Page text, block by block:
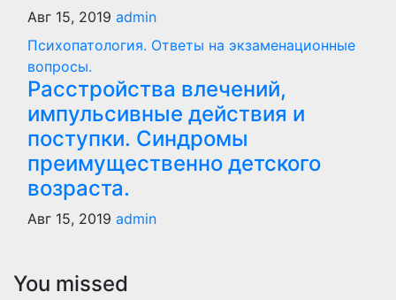
Авг 15, 2019 admin
Психопатология. Ответы на экзаменационные
вопросы.
Расстройства влечений,
импульсивные действия и
поступки. Синдромы
преимущественно детского
возраста.
Авг 15, 2019 admin
You missed